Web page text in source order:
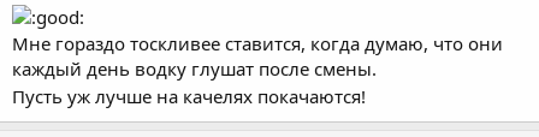
Мне гораздо тоскливее ставится, когда думаю, что они
каждый день водку глушат после смены.
Пусть уж лучше на качелях покачаются!